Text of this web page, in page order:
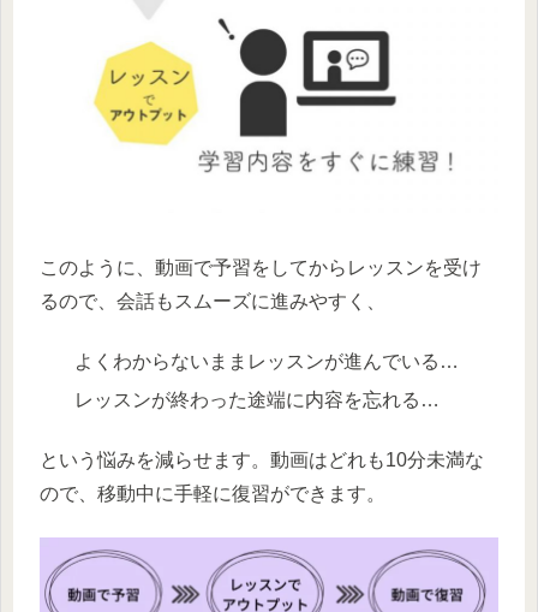
このように、動画で予習をしてからレッスンを受け
るので、会話もスムーズに進みやすく、
よくわからないままレッスンが進んでいる…
レッスンが終わった途端に内容を忘れる…
という悩みを減らせます。動画はどれも10分未満な
ので、移動中に手軽に復習ができます。